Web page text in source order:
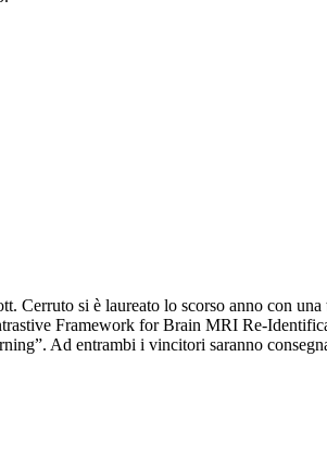
Cerruto si è laureato lo scorso anno con
Framework for Brain MRI Re-
Ad entrambi i vincitori saranno